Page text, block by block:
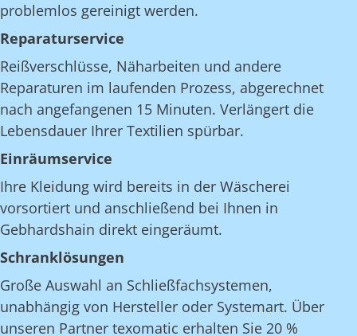
problemlos gereinigt werden.
Reparaturservice
Reißverschlüsse, Näharbeiten und andere
Reparaturen im laufenden Prozess, abgerechnet
nach angefangenen 15 Minuten. Verlängert die
Lebensdauer Ihrer Textilien spürbar.
Einräumservice
Ihre Kleidung wird bereits in der Wäscherei
vorsortiert und anschließend bei Ihnen in
Gebhardshain direkt eingeräumt.
Schranklösungen
Große Auswahl an Schließfachsystemen,
unabhängig von Hersteller oder Systemart. Über
unseren Partner texomatic erhalten Sie 20 %